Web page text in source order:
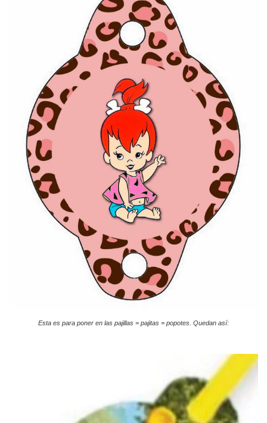
Esta es para poner en las pajillas = pajitas = popotes. Quedan así: